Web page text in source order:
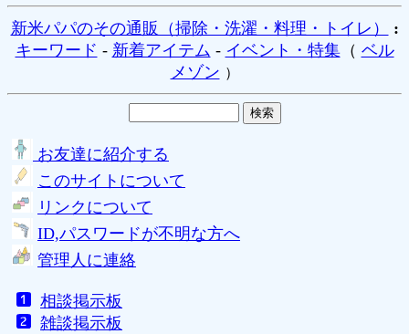
新米パパのその通販（掃除・洗濯・料理・トイレ）
:
キーワード - 新着アイテム - イベント・特集（ ベル
メゾン ）
お友達に紹介する
このサイトについて
リンクについて
ID,パスワードが不明な方へ
管理人に連絡
相談掲示板
雑談掲示板